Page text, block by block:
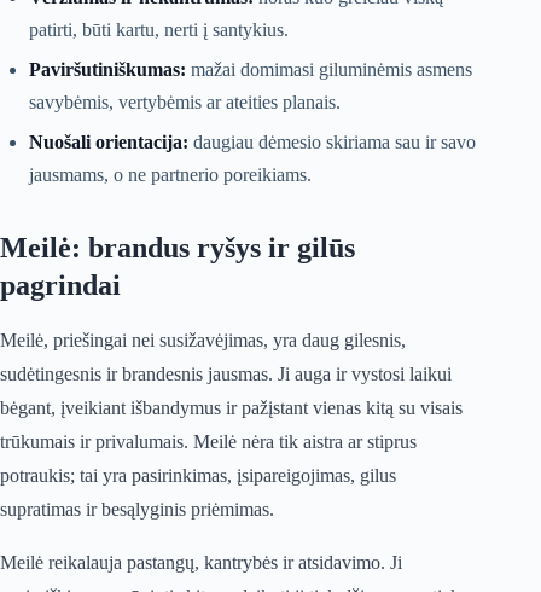
patirti, būti kartu, nerti į santykius.
Paviršutiniškumas: mažai domimasi giluminėmis asmens
savybėmis, vertybėmis ar ateities planais.
Nuošali orientacija: daugiau dėmesio skiriama sau ir savo
jausmams, o ne partnerio poreikiams.
Meilė: brandus ryšys ir gilūs
pagrindai
Meilė, priešingai nei susižavėjimas, yra daug gilesnis,
sudėtingesnis ir brandesnis jausmas. Ji auga ir vystosi laikui
bėgant, įveikiant išbandymus ir pažįstant vienas kitą su visais
trūkumais ir privalumais. Meilė nėra tik aistra ar stiprus
potraukis; tai yra pasirinkimas, įsipareigojimas, gilus
supratimas ir besąlyginis priėmimas.
Meilė reikalauja pastangų, kantrybės ir atsidavimo. Ji